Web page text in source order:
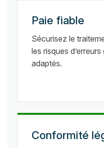
Paie fiable
Sécurisez le
les risques
adaptés.
Conformité